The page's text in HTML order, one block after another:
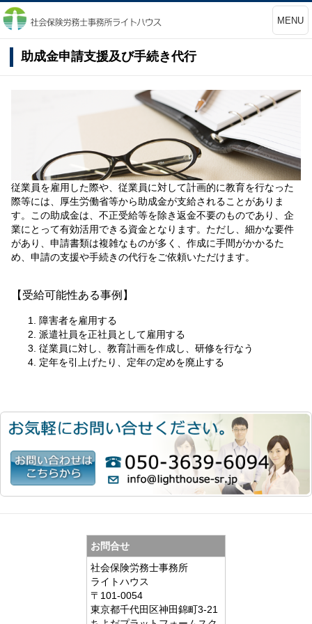
MENU
助成金申請支援及び手続き代行
従業員を雇用した際や、従業員に対して計画的に教育を行なった
際等には、厚生労働省等から助成金が支給されることがありま
す。この助成金は、不正受給等を除き返金不要のものであり、企
業にとって有効活用できる資金となります。ただし、細かな要件
があり、申請書類は複雑なものが多く、作成に手間がかかるた
め、申請の支援や手続きの代行をご依頼いただけます。
【受給可能性ある事例】
障害者を雇用する
派遣社員を正社員として雇用する
従業員に対し、教育計画を作成し、研修を行なう
定年を引上げたり、定年の定めを廃止する
お問合せ
社会保険労務士事務所
ライトハウス
〒101-0054
東京都千代田区神田錦町3-21